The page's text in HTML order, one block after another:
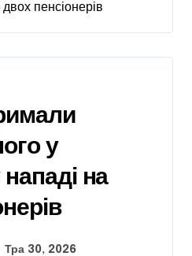
пенсіонерів
у
на
Тра 30, 2026